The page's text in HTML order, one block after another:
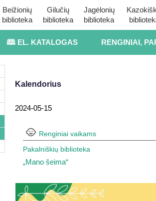
Beižionių
biblioteka
Gilučių
biblioteka
Jagėlonių
biblioteka
🕮 EL. KATALOGAS RENGINIAI,
Kalendorius
2024-05-15
Renginiai vaikams
Pakalniškių biblioteka
„Mano šeima“